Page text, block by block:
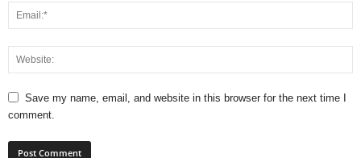
Save my name, email, and website in this browser for the next time I
comment.